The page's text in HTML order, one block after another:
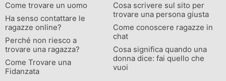
Come trovare un uomo
Ha senso contattare le
ragazze online?
Perché non riesco a
trovare una ragazza?
Come Trovare una
Fidanzata
Cosa scrivere sul sito per
trovare una persona giusta
Come conoscere ragazze in
chat
Cosa significa quando una
donna dice: fai quello che
vuoi